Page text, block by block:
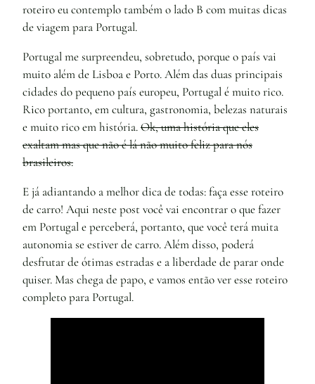
roteiro eu contemplo também o lado B com muitas dicas
de viagem para Portugal.
Portugal me surpreendeu, sobretudo, porque o país vai
muito além de Lisboa e Porto. Além das duas principais
cidades do pequeno país europeu, Portugal é muito rico.
Rico portanto, em cultura, gastronomia, belezas naturais
e muito rico em história.Ok, uma história que eles
exaltam mas que não é lá não muito feliz para nós
brasileiros.
E já adiantando a melhor dica de todas: faça esse roteiro
de carro! Aqui neste post você vai encontrar o que fazer
em Portugal e perceberá, portanto, que você terá muita
autonomia se estiver de carro. Além disso, poderá
desfrutar de ótimas estradas e a liberdade de parar onde
quiser. Mas chega de papo, e vamos então ver esse roteiro
completo para Portugal.